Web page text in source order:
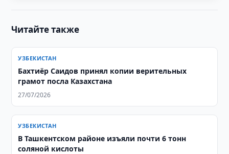
Читайте также
УЗБЕКИСТАН
Бахтиёр Саидов принял копии верительных
грамот посла Казахстана
27/07/2026
УЗБЕКИСТАН
В Ташкентском районе изъяли почти 6 тонн
соляной кислоты